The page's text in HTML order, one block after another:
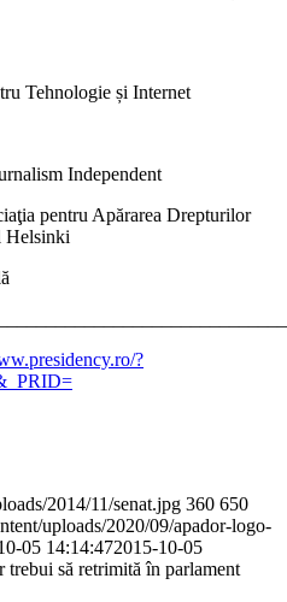
Tehnologie și Internet
Independent
pentru Apărarea Drepturilor
Helsinki
?
2014/11/senat.jpg 360 650
uploads/2020/09/apador-logo-
05 14:14:472015-10-05
trebui să retrimită în parlament